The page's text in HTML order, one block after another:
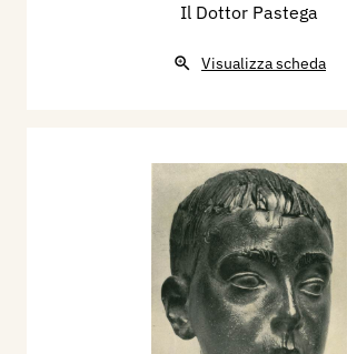
Il Dottor Pastega
Visualizza scheda